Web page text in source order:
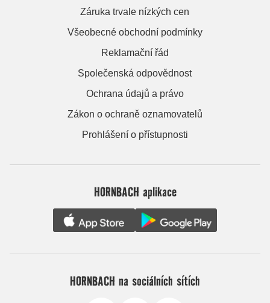
Záruka trvale nízkých cen
Všeobecné obchodní podmínky
Reklamační řád
Společenská odpovědnost
Ochrana údajů a právo
Zákon o ochraně oznamovatelů
Prohlášení o přístupnosti
HORNBACH aplikace
HORNBACH na sociálních sítích